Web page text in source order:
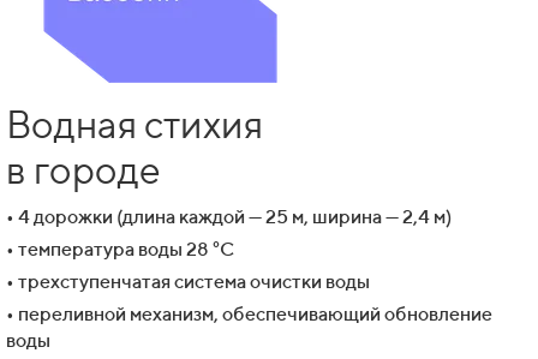
Водная стихия
в городе
• 4 дорожки (длина каждой — 25 м, ширина — 2,4 м)
• температура воды 28 °C
• трехступенчатая система очистки воды
• переливной механизм, обеспечивающий обновление
воды